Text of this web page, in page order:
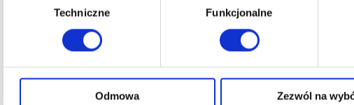
Twojej zgody.
Każda udzielona zgoda poprawi Twoje doświadczenia jeśli jesteś
Techniczne Funkcjonalne
Odmowa Zezwól na